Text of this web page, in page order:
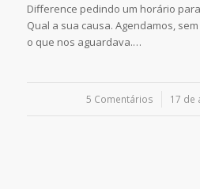
Difference pedindo um horário
Qual a sua causa. Agendamos,
o que nos aguardava.…
5 Comentários
/ 17 de